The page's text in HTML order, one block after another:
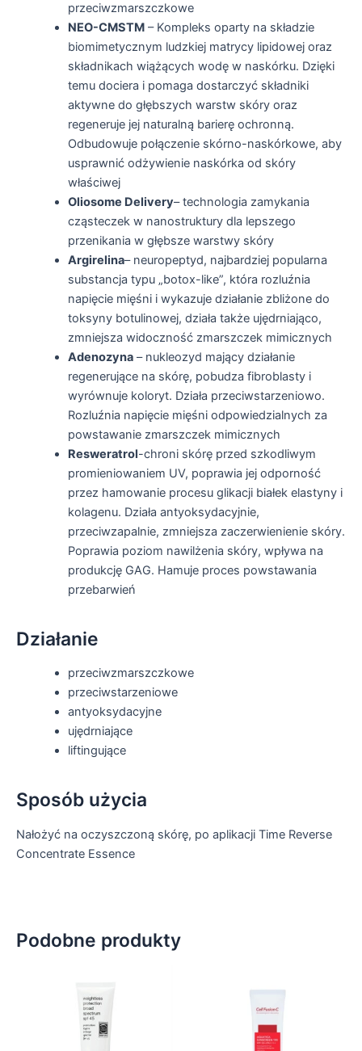
przeciwzmarszczkowe
NEO-CMSTM– Kompleks oparty na składzie
biomimetycznym ludzkiej matrycy lipidowej oraz
składnikach wiążących wodę w naskórku. Dzięki
temu dociera i pomaga dostarczyć składniki
aktywne do głębszych warstw skóry oraz
regeneruje jej naturalną barierę ochronną.
Odbudowuje połączenie skórno-naskórkowe, aby
usprawnić odżywienie naskórka od skóry
właściwej
Oliosome Delivery– technologia zamykania
cząsteczek w nanostruktury dla lepszego
przenikania w głębsze warstwy skóry
Argirelina– neuropeptyd, najbardziej popularna
substancja typu „botox-like”, która rozluźnia
napięcie mięśni i wykazuje działanie zbliżone do
toksyny botulinowej, działa także ujędrniająco,
zmniejsza widoczność zmarszczek mimicznych
Adenozyna– nukleozyd mający działanie
regenerujące na skórę, pobudza fibroblasty i
wyrównuje koloryt. Działa przeciwstarzeniowo.
Rozluźnia napięcie mięśni odpowiedzialnych za
powstawanie zmarszczek mimicznych
Resweratrol-chroni skórę przed szkodliwym
promieniowaniem UV, poprawia jej odporność
przez hamowanie procesu glikacji białek elastyny i
kolagenu. Działa antyoksydacyjnie,
przeciwzapalnie, zmniejsza zaczerwienienie skóry.
Poprawia poziom nawilżenia skóry, wpływa na
produkcję GAG. Hamuje proces powstawania
przebarwień
Działanie
przeciwzmarszczkowe
przeciwstarzeniowe
antyoksydacyjne
ujędrniające
liftingujące
Sposób użycia
Nałożyć na oczyszczoną skórę, po aplikacji Time Reverse
Concentrate Essence
Podobne produkty